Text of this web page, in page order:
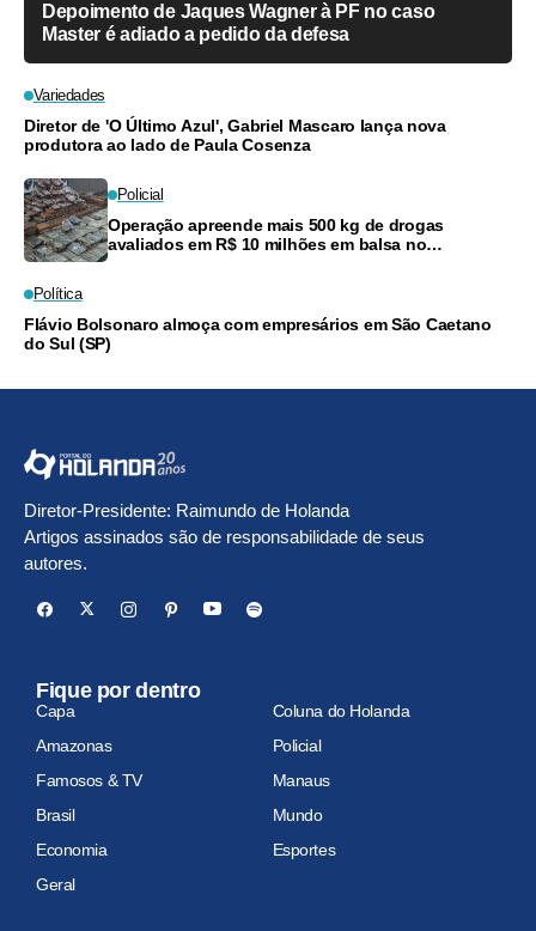
Depoimento de Jaques Wagner à PF no caso
Master é adiado a pedido da defesa
Variedades
Diretor de 'O Último Azul', Gabriel Mascaro lança nova
produtora ao lado de Paula Cosenza
Policial
Operação apreende mais 500 kg de drogas
avaliados em R$ 10 milhões em balsa no
Política
Flávio Bolsonaro almoça com empresários em São Caetano
do Sul (SP)
Diretor-Presidente: Raimundo de Holanda
Artigos assinados são de responsabilidade de seus
autores.
Fique por dentro
Capa
Coluna do Holanda
Amazonas
Policial
Famosos & TV
Manaus
Brasil
Mundo
Economia
Esportes
Geral